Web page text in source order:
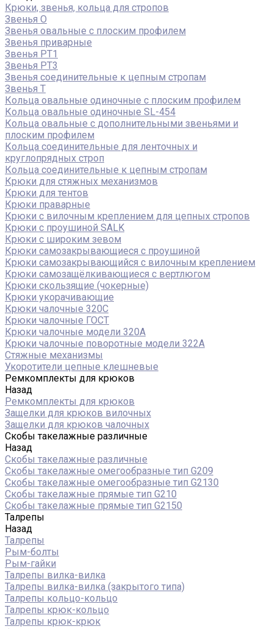
Крюки, звенья, кольца для стропов
Звенья О
Звенья овальные с плоским профилем
Звенья приварные
Звенья РТ1
Звенья РТ3
Звенья соединительные к цепным стропам
Звенья Т
Кольца овальные одиночные c плоским профилем
Кольца овальные одиночные SL-454
Кольца овальные с дополнительными звеньями и
плоским профилем
Кольца соединительные для ленточных и
круглопрядных строп
Кольца соединительные к цепным стропам
Крюки для стяжных механизмов
Крюки для тентов
Крюки праварные
Крюки с вилочным креплением для цепных стропов
Крюки с проушиной SALK
Крюки с широким зевом
Крюки самозакрывающиеся с проушиной
Крюки самозакрывающийся с вилочным креплением
Крюки самозащёлкивающиеся с вертлюгом
Крюки скользящие (чокерные)
Крюки укорачивающие
Крюки чалочные 320C
Крюки чалочные ГОСТ
Крюки чалочные модели 320А
Крюки чалочные поворотные модели 322А
Стяжные механизмы
Укоротители цепные клешневые
Ремкомплекты для крюков
Назад
Ремкомплекты для крюков
Защелки для крюков вилочных
Защелки для крюков чалочных
Скобы такелажные различные
Назад
Скобы такелажные различные
Скобы такелажные омегообразные тип G209
Скобы такелажные омегообразные тип G2130
Скобы такелажные прямые тип G210
Скобы такелажные прямые тип G2150
Талрепы
Назад
Талрепы
Рым-болты
Рым-гайки
Талрепы вилка-вилка
Талрепы вилка-вилка (закрытого типа)
Талрепы кольцо-кольцо
Талрепы крюк-кольцо
Талрепы крюк-крюк